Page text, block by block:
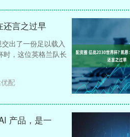
还言之过早
出了一份足以载入
时，这位英格兰队长
配
产品，是一